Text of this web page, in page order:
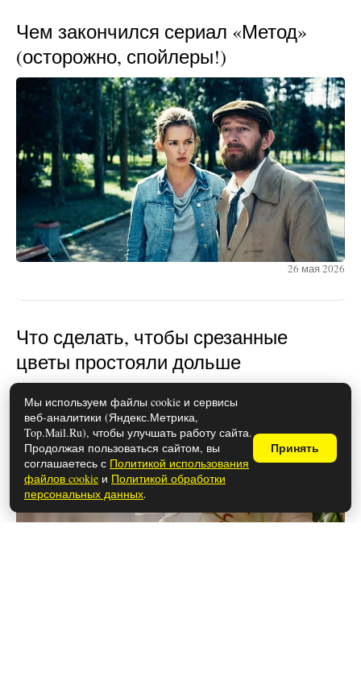
Чем закончился сериал «Метод»
(осторожно, спойлеры!)
26 мая 2026
Что сделать, чтобы срезанные
цветы простояли дольше
Мы используем файлы cookie и сервисы
веб-аналитики (Яндекс.Метрика,
Top.Mail.Ru), чтобы улучшать работу сайта.
Продолжая пользоваться сайтом, вы
соглашаетесь с Политикой использования
файлов cookie и Политикой обработки
персональных данных.
Принять